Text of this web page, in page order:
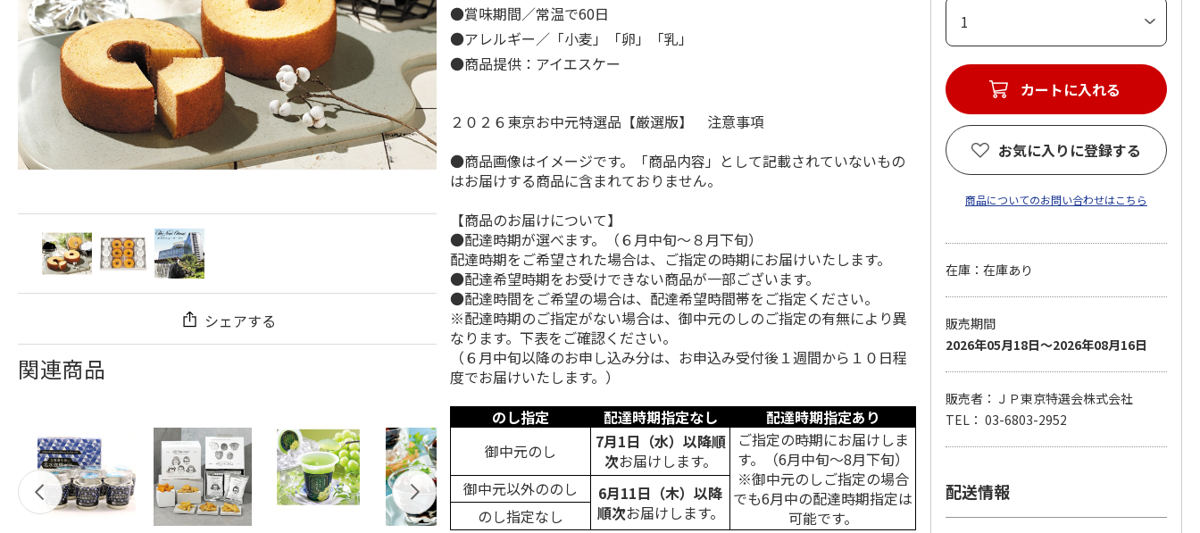
シェアする
関連商品
●賞味期間／常温で60日
●アレルギー／「小麦」「卵」「乳」
●商品提供：アイエスケー
２０２６東京お中元特選品【厳選版】 注意事項
●商品画像はイメージです。「商品内容」として記載されていないもの
はお届けする商品に含まれておりません。
【商品のお届けについて】
●配達時期が選べます。（６月中旬～８月下旬）
配達時期をご希望された場合は、ご指定の時期にお届けいたします。
●配達希望時期をお受けできない商品が一部ございます。
●配達時間をご希望の場合は、配達希望時間帯をご指定ください。
※配達時期のご指定がない場合は、御中元のしのご指定の有無により異
なります。下表をご確認ください。
（６月中旬以降のお申し込み分は、お申込み受付後１週間から１０日程
度でお届けいたします。）
のし指定
配達時期指定なし
配達時期指定あり
御中元のし
7月1日（水）以降順
次お届けします。
ご指定の時期にお届けしま
す。（6月中旬～8月下旬）
※御中元のしご指定の場合
でも6月中の配達時期指定は
可能です。
御中元以外ののし
6月11日（木）以降
順次お届けします。
のし指定なし
カートに入れる
お気に入りに登録する
商品についてのお問い合わせはこちら
在庫：在庫あり
販売期間
2026年05月18日～2026年08月16日
販売者：ＪＰ東京特選会株式会社
TEL： 03-6803-2952
配送情報